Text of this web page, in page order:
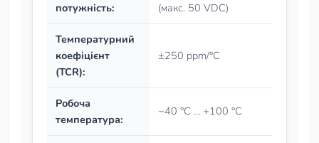
потужність:
(макс. 50 VDC)
Температурний
коефіцієнт
(TCR):
±250 ppm/°C
Робоча
температура:
−40 °C … +100 °C